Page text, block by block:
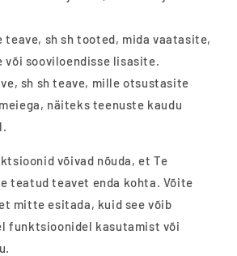
teave, sh sh tooted, mida vaatasite,
sooviloendisse lisasite.
sh sh teave, mille otsustasite
näiteks teenuste kaudu
võivad nõuda, et Te
teatud teavet enda kohta. Võite
mitte esitada, kuid see võib
funktsioonidel kasutamist või